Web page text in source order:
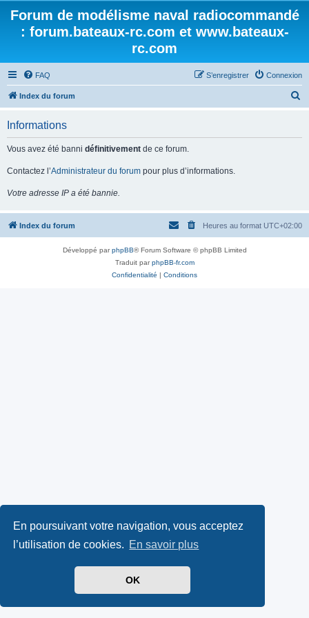
En poursuivant votre navigation, vous acceptez
l’utilisation de cookies. En savoir plus
OK
Forum de modélisme naval radiocommandé
: forum.bateaux-rc.com et www.bateaux-
rc.com
FAQ Connexion
S’enregistrer
Index du forum
e
Informations
Vous avez été banni définitivement de ce forum.
Contactez l’Administrateur du forum pour plus d’informations.
Votre adresse IP a été bannie.
Index du forum Heures au format UTC+02:00
Développé parphpBB® Forum Software © phpBB Limited
Traduit parphpBB-fr.com
Confidentialité | Conditions